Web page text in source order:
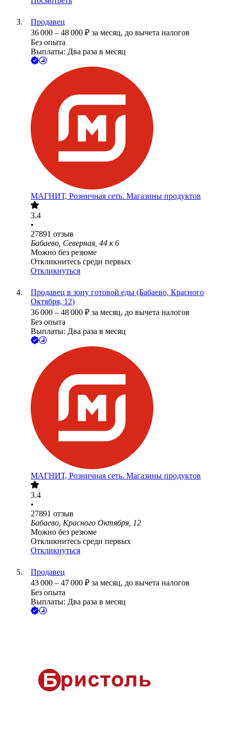
Продавец
36 000 – 48 000 ₽ за месяц, до вычета налогов
Без опыта
Выплаты: Два раза в месяц
МАГНИТ, Розничная сеть. Магазины продуктов
3.4
•
27891 отзыв
Бабаево, Северная, 44 к 6
Можно без резюме
Откликнитесь среди первых
Откликнуться
Продавец в зону готовой еды (Бабаево, Красного
Октября, 12)
36 000 – 48 000 ₽ за месяц, до вычета налогов
Без опыта
Выплаты: Два раза в месяц
МАГНИТ, Розничная сеть. Магазины продуктов
3.4
•
27891 отзыв
Бабаево, Красного Октября, 12
Можно без резюме
Откликнитесь среди первых
Откликнуться
Продавец
43 000 – 47 000 ₽ за месяц, до вычета налогов
Без опыта
Выплаты: Два раза в месяц